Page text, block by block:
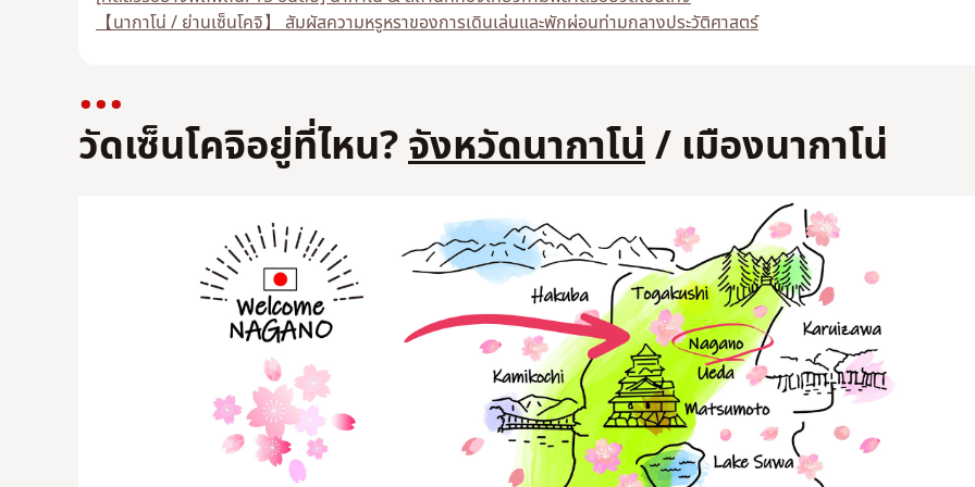
【นากาโน่ / ย่านเซ็นโคจิ】 สัมผัสความหรูหราของการเดินเล่นและพักผ่อนท่ามกลางประวัติศาสตร์
วัดเซ็นโคจิอยู่ที่ไหน?จังหวัดนากาโน่ / เมืองนากาโน่